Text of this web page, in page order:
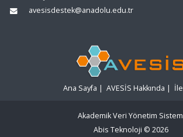
avesisdestek@anadolu.edu.tr
Ana Sayfa | AVESİS Hakkında |
Akademik Veri Yönetim
Abis Teknoloji © 2026